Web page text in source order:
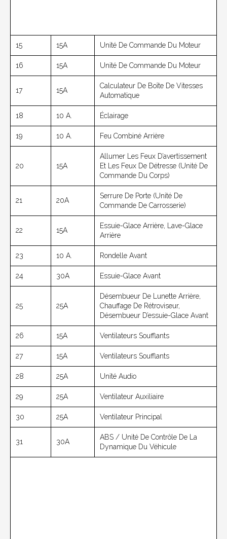
15 15A Unité De Commande Du Moteur
16 15A Unité De Commande Du Moteur
17 15A
Calculateur De Boîte De Vitesses
Automatique
18 10 A. Éclairage
19 10 A. Feu Combiné Arrière
20 15A
Allumer Les Feux D’avertissement
Et Les Feux De Détresse (unité De
Commande Du Corps)
21 20A
Serrure De Porte (unité De
Commande De Carrosserie)
22 15A
Essuie-Glace Arrière, Lave-Glace
Arrière
23 10 A. Rondelle Avant
24 30A Essuie-Glace Avant
25 25A
Désembueur De Lunette Arrière,
Chauffage De Rétroviseur,
Désembueur D’essuie-Glace Avant
26 15A Ventilateurs Soufflants
27 15A Ventilateurs Soufflants
28 25A Unité Audio
29 25A Ventilateur Auxiliaire
30 25A Ventilateur Principal
31 30A
ABS / Unité De Contrôle De La
Dynamique Du Véhicule